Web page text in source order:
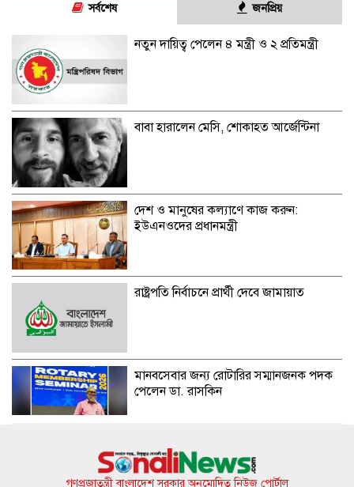
সর্বশেষ জনপ্রিয়
নতুন দায়িত্ব পেলেন ৪ মন্ত্রী ও ২ প্রতিমন্ত্রী
বাবা হারালেন মেসি, শোকাহত আর্জেন্টিনা
দেশ ও মানুষের কল্যাণে কাজ করুন:
ইউএনওদের প্রধানমন্ত্রী
রাষ্ট্রপতি নির্বাচনে প্রার্থী দেবে জামায়াত
মানবসেবার জন্য রোটারির সম্মানজনক পদক
পেলেন ডা. রাসকিন
হাসিনার নির্দেশে সালাহউদ্দিন আহমদকে গুম
করা হয়: তদন্ত সংস্থা
গণপ্রজাতন্ত্রী বাংলাদেশ সরকার অনুমোদিত নিউজ পোর্টাল